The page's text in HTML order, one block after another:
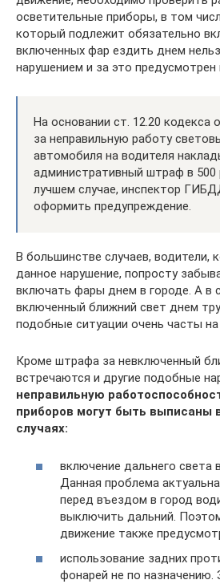
осветительные приборы, в том
который подлежит обязательно
включенных фар ездить днем
нарушением и за это
На основании ст. 12.20 кодекса
за неправильную работу
автомобиля на водителя
административный штраф в 500
лучшем случае, инспектор
оформить предупреждение.
В большинстве случаев, водители,
данное нарушение, попросту
включать фары днем в городе. А в
включенный ближний свет днем
подобные ситуации очень часты на
Кроме штрафа за невключенный
встречаются и другие подобные
неправильную
приборов могут быть выписаны
случаях:
включение дальнего света
Данная проблема
перед въездом в город
выключить дальний.
движение также
использование задних
фонарей не по назначению.